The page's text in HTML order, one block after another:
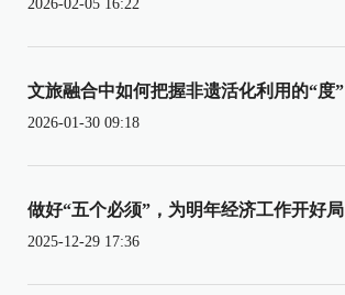
2026-02-05 16:22
文旅融合中如何把握非遗活化利用的“度”
2026-01-30 09:18
做好“五个必须”，为明年经济工作开好局
2025-12-29 17:36